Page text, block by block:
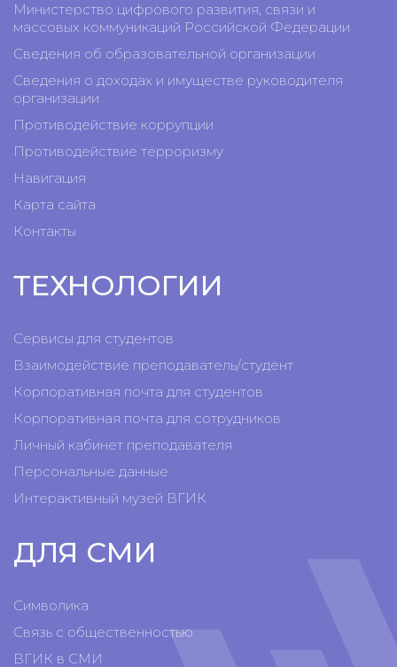
Министерство цифрового развития, связи и
массовых коммуникаций Российской Федерации
Сведения об образовательной организации
Сведения о доходах и имуществе руководителя
организации
Противодействие коррупции
Противодействие терроризму
Навигация
Карта сайта
Контакты
ТЕХНОЛОГИИ
Сервисы для студентов
Взаимодействие преподаватель/студент
Корпоративная почта для студентов
Корпоративная почта для сотрудников
Личный кабинет преподавателя
Персональные данные
Интерактивный музей ВГИК
ДЛЯ СМИ
Символика
Связь с общественностью
ВГИК в СМИ